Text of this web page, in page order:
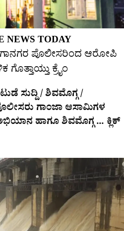
NEWS TODAY
ಪೊಲೀಸರಿಂದ ಆರೋಪಿ
ಕ್ರೈಂ
ಸುದ್ದಿ / ಶಿವಮೊಗ್ಗ /
ಗಾಂಜಾ ಆಸಾಮಿಗಳ
ಹಾಗೂ ಶಿವಮೊಗ್ಗ ... ಕ್ಲಿಕ್